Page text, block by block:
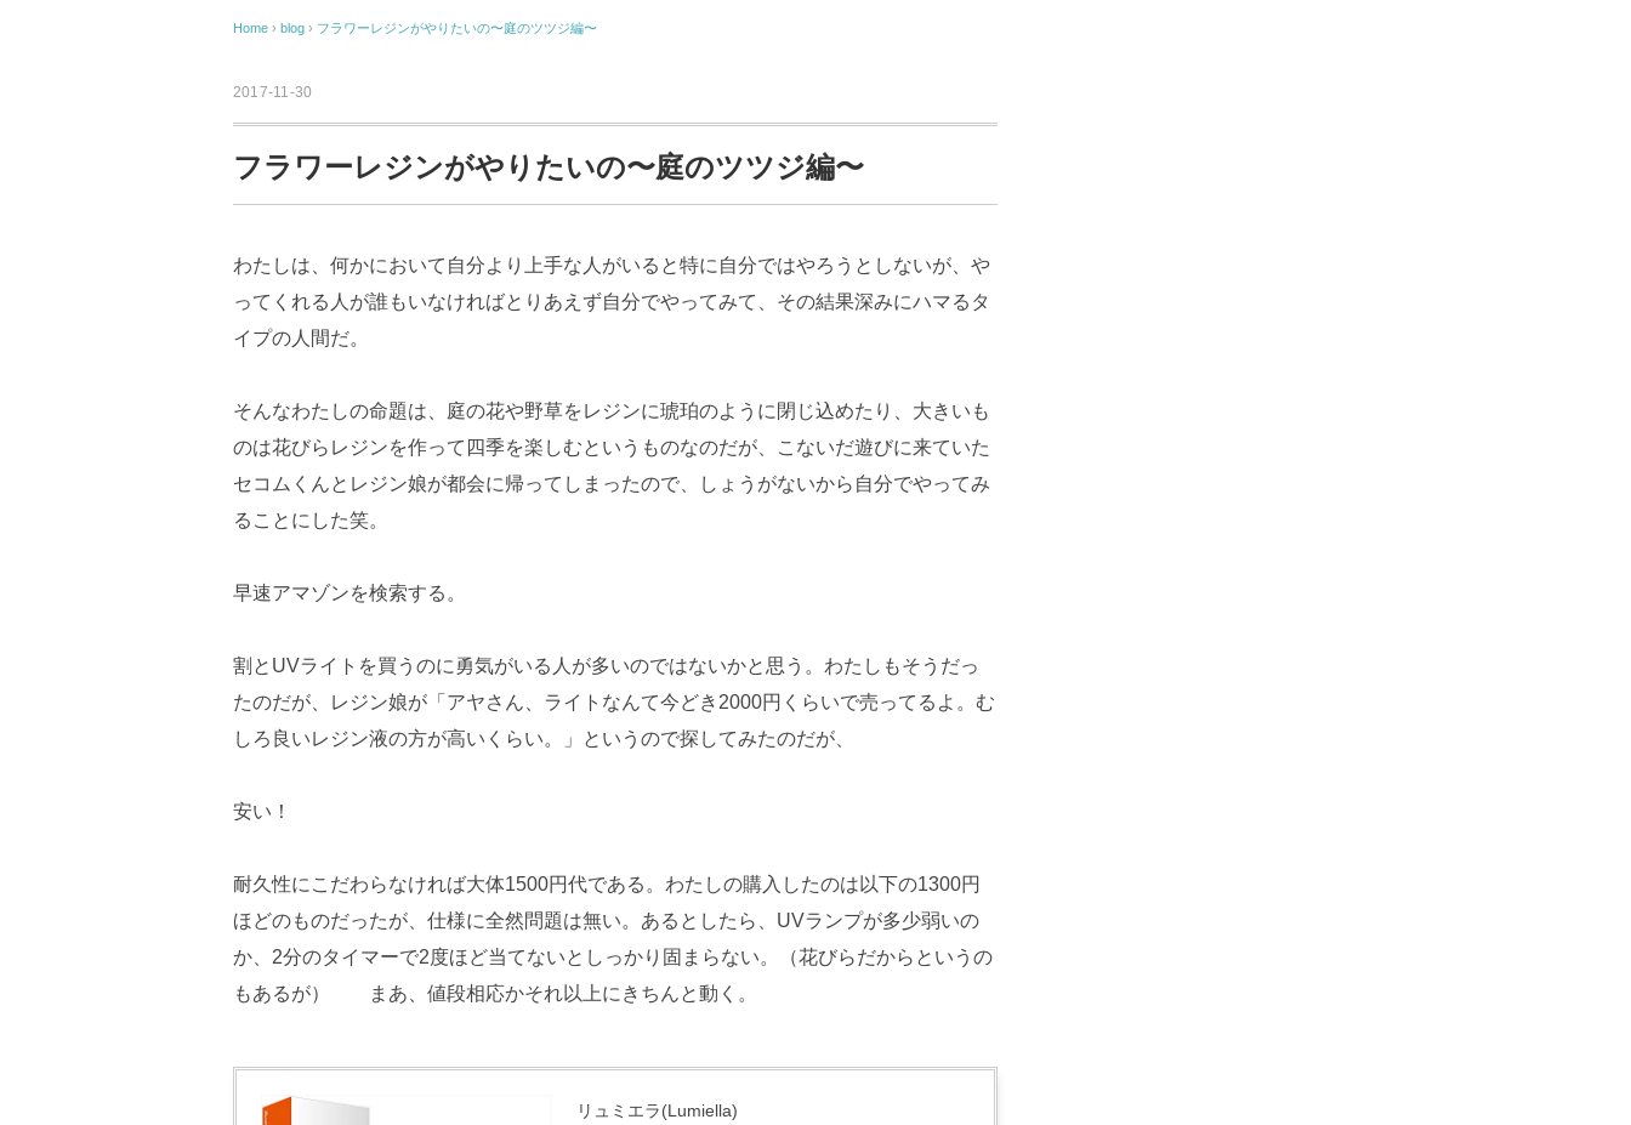
Home › blog › フラワーレジンがやりたいの〜庭のツツジ編〜
2017-11-30
フラワーレジンがやりたいの〜庭のツツジ編〜
わたしは、何かにおいて自分より上手な人がいると特に自分ではやろうとしないが、や
ってくれる人が誰もいなければとりあえず自分でやってみて、その結果深みにハマるタ
イプの人間だ。
そんなわたしの命題は、庭の花や野草をレジンに琥珀のように閉じ込めたり、大きいも
のは花びらレジンを作って四季を楽しむというものなのだが、こないだ遊びに来ていた
セコムくんとレジン娘が都会に帰ってしまったので、しょうがないから自分でやってみ
ることにした笑。
早速アマゾンを検索する。
割とUVライトを買うのに勇気がいる人が多いのではないかと思う。わたしもそうだっ
たのだが、レジン娘が「アヤさん、ライトなんて今どき2000円くらいで売ってるよ。む
しろ良いレジン液の方が高いくらい。」というので探してみたのだが、
安い！
耐久性にこだわらなければ大体1500円代である。わたしの購入したのは以下の1300円
ほどのものだったが、仕様に全然問題は無い。あるとしたら、UVランプが多少弱いの
か、2分のタイマーで2度ほど当てないとしっかり固まらない。（花びらだからというの
もあるが） まあ、値段相応かそれ以上にきちんと動く。
リュミエラ(Lumiella)